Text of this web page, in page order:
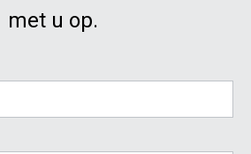
met u op.